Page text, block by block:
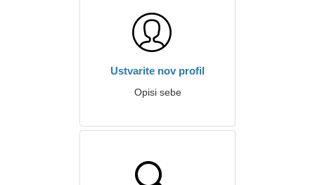
Ustvarite nov profil
Opisi sebe